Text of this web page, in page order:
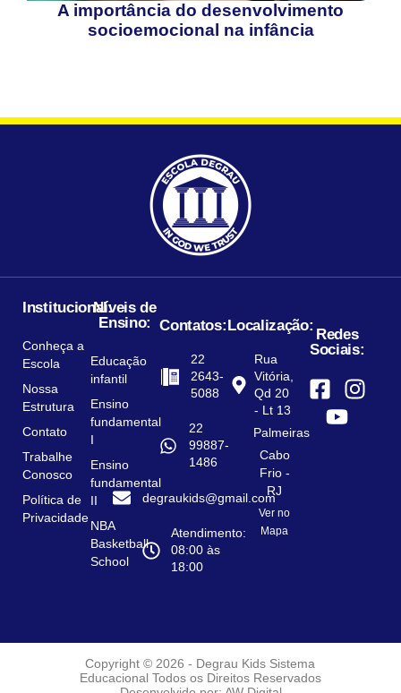
A importância do desenvolvimento
socioemocional na infância
Institucional:
Conheça a
Escola
Nossa
Estrutura
Contato
Trabalhe
Conosco
Política de
Privacidade
Níveis de
Ensino:
Educação
infantil
Ensino
fundamental
I
Ensino
fundamental
II
NBA
Basketball
School
Localização:
Rua
Vitória,
Qd 20
- Lt 13
Palmeiras
Cabo
Frio -
RJ
Ver no
Mapa
Contatos:
22
2643-
5088
22
99887-
1486
degraukids@gmail.com
Atendimento:
08:00 às
18:00
Redes
Sociais:
Copyright © 2026 - Degrau Kids Sistema
Educacional Todos os Direitos Reservados